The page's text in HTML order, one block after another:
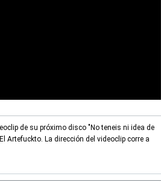
de su próximo disco "No teneis ni idea de
Artefuckto. La dirección del videoclip corre a